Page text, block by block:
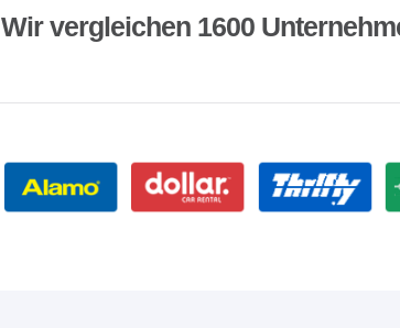
Wir vergleichen 1600